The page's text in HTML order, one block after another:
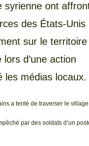
syrienne ont
des États-Unis
sur le
d’une action
les médias locaux.
a tenté de traverser le
par des soldats d’un